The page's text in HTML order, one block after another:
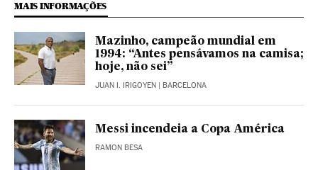
MAIS INFORMAÇÕES
Mazinho, campeão mundial em
1994: “Antes pensávamos na camisa;
hoje, não sei”
JUAN I. IRIGOYEN | BARCELONA
Messi incendeia a Copa América
RAMON BESA